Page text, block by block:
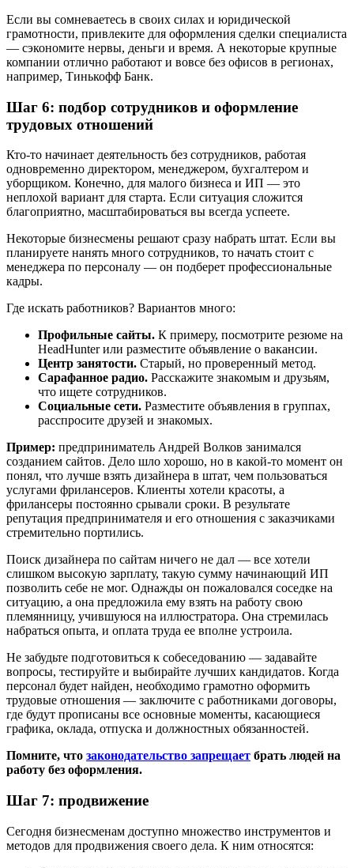
Если вы сомневаетесь в своих силах и юридической
грамотности, привлеките для оформления сделки специалиста
— сэкономите нервы, деньги и время. А некоторые крупные
компании отлично работают и вовсе без офисов в регионах,
например, Тинькофф Банк.
Шаг 6: подбор сотрудников и оформление
трудовых отношений
Кто-то начинает деятельность без сотрудников, работая
одновременно директором, менеджером, бухгалтером и
уборщиком. Конечно, для малого бизнеса и ИП — это
неплохой вариант для старта. Если ситуация сложится
благоприятно, масштабироваться вы всегда успеете.
Некоторые бизнесмены решают сразу набрать штат. Если вы
планируете нанять много сотрудников, то начать стоит с
менеджера по персоналу — он подберет профессиональные
кадры.
Где искать работников? Вариантов много:
Профильные сайты. К примеру, посмотрите резюме на
HeadHunter или разместите объявление о вакансии.
Центр занятости. Старый, но проверенный метод.
Сарафанное радио. Расскажите знакомым и друзьям,
что ищете сотрудников.
Социальные сети. Разместите объявления в группах,
расспросите друзей и знакомых.
Пример: предприниматель Андрей Волков занимался
созданием сайтов. Дело шло хорошо, но в какой-то момент он
понял, что лучше взять дизайнера в штат, чем пользоваться
услугами фрилансеров. Клиенты хотели красоты, а
фрилансеры постоянно срывали сроки. В результате
репутация предпринимателя и его отношения с заказчиками
стремительно портились.
Поиск дизайнера по сайтам ничего не дал — все хотели
слишком высокую зарплату, такую сумму начинающий ИП
позволить себе не мог. Однажды он пожаловался соседке на
ситуацию, а она предложила ему взять на работу свою
племянницу, учившуюся на иллюстратора. Она стремилась
набраться опыта, и оплата труда ее вполне устроила.
Не забудьте подготовиться к собеседованию — задавайте
вопросы, тестируйте и выбирайте лучших кандидатов. Когда
персонал будет найден, необходимо грамотно оформить
трудовые отношения — заключите с работниками договоры,
где будут прописаны все основные моменты, касающиеся
графика, оклада, отпуска и должностных обязанностей.
Помните, что законодательство запрещает брать людей на
работу без оформления.
Шаг 7: продвижение
Сегодня бизнесменам доступно множество инструментов и
методов для продвижения своего дела. К ним относятся: